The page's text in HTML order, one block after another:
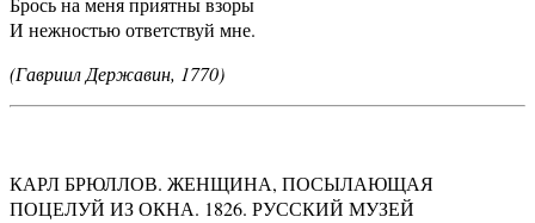
И нежностью ответствуй мне.
(Гавриил Державин, 1770)
КАРЛ БРЮЛЛОВ. ЖЕНЩИНА, ПОСЫЛАЮЩАЯ
ПОЦЕЛУЙ ИЗ ОКНА. 1826. РУССКИЙ МУЗЕЙ